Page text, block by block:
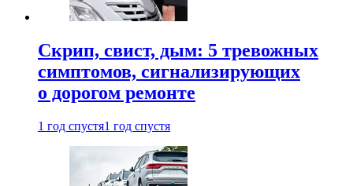
Скрип, свист, дым: 5 тревожных
симптомов, сигнализирующих
о дорогом ремонте
1 год спустя1 год спустя